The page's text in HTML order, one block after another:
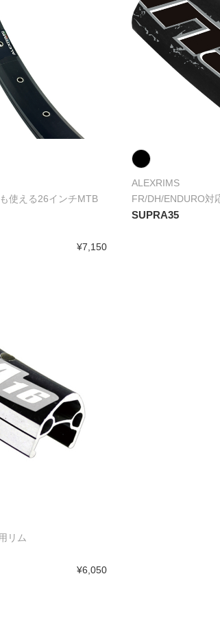
使える26インチMTB
¥7,150
ALEXRIMS
FR/DH/ENDURO対
SUPRA35
リム
¥6,050